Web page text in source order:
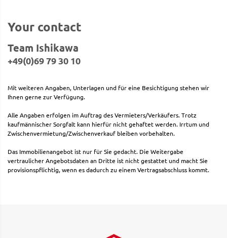
Your contact
Team Ishikawa
+49(0)69 79 30 10
Mit weiteren Angaben, Unterlagen und für eine Besichtigung stehen wir
Ihnen gerne zur Verfügung.
Alle Angaben erfolgen im Auftrag des Vermieters/Verkäufers. Trotz
kaufmännischer Sorgfalt kann hierfür nicht gehaftet werden. Irrtum und
Zwischenvermietung/Zwischenverkauf bleiben vorbehalten.
Das Immobilienangebot ist nur für Sie gedacht. Die Weitergabe
vertraulicher Angebotsdaten an Dritte ist nicht gestattet und macht Sie
provisionspflichtig, wenn es dadurch zu einem Vertragsabschluss kommt.